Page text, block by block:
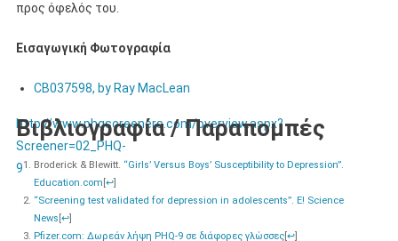
προς όφελός του.
Εισαγωγική Φωτογραφία
CB037598, by Ray MacLean
http://www.phqscreeners.com/overview.aspx?
Screener=02_PHQ-
9
Βιβλιογραφία / Παραπομπές
Broderick & Blewitt. “Girls’ Versus Boys’ Susceptibility to Depression”.
Education.com [↩]
“Screening test validated for depression in adolescents”. E! Science
News [↩]
Pfizer.com: Δωρεάν λήψη PHQ-9 σε διάφορες γλώσσες[↩]